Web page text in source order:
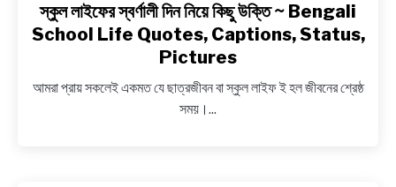
NEWS
BENGALI LYRICS
link
to
স্কুল
স্বর্ণালী
দিন
স্কুল লাইফের স্বর্ণালী দিন নিয়ে কিছু উক্তি ~ Bengali
School Life Quotes, Captions, Status,
Pictures
আমরা প্রায় সকলেই একমত যে ছাত্রজীবন বা স্কুল লাইফ ই হল জীবনের শ্রেষ্ঠ
সময়।...